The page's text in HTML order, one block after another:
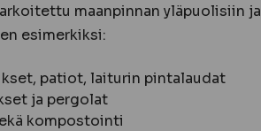
maanpinnan yläpuolisiin ja
esimerkiksi:
patiot, laiturin pintalaudat
ja pergolat
kompostointi